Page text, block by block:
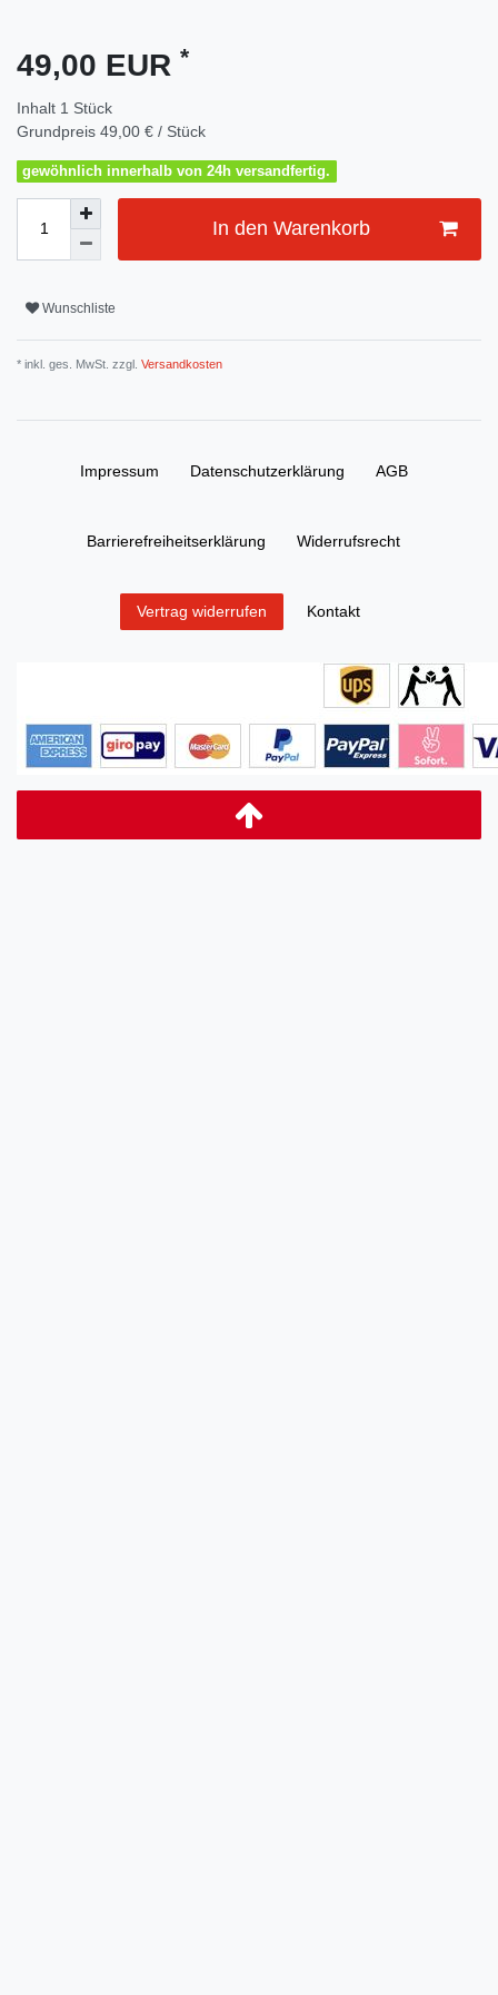
49,00 EUR *
Inhalt 1 Stück
Grundpreis 49,00 € / Stück
gewöhnlich innerhalb von 24h versandfertig.
In den Warenkorb
Wunschliste
* inkl. ges. MwSt. zzgl. Versandkosten
Impressum Daten­schutz­erklärung AGB
Barrierefreiheitserklärung Widerrufs­recht
Vertrag widerrufen Kontakt